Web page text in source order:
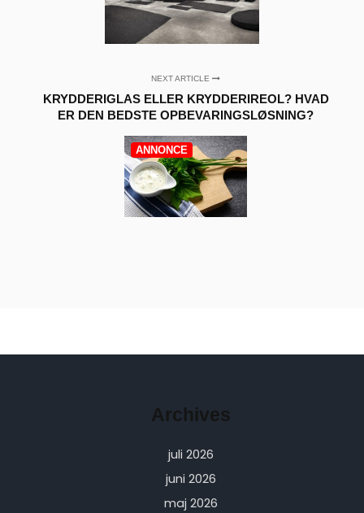
NEXT ARTICLE
KRYDDERIGLAS ELLER KRYDDERIREOL? HVAD
ER DEN BEDSTE OPBEVARINGSLØSNING?
ANNONCE
Archives
juli 2026
juni 2026
maj 2026